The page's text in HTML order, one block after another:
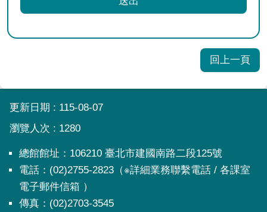
回上一頁
:::
更新日期
115-08-07
瀏覽人次
1280
總館館址：106210 臺北市建國南路二段125號
電話：(02)2755-2823（※詳細業務聯繫電話 / 各課室
電子郵件信箱 ）
傳真：(02)2703-3545